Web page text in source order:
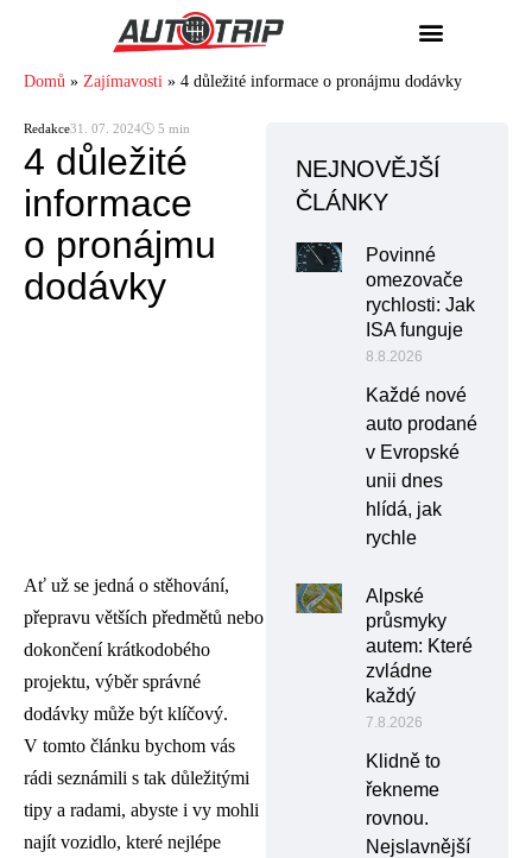
Domů » Zajímavosti » 4 důležité informace o pronájmu dodávky
Redakce31. 07. 2024🕓 5 min
4 důležité
informace
o pronájmu
dodávky
Ať už se jedná o stěhování,
přepravu větších předmětů nebo
dokončení krátkodobého
projektu, výběr správné
dodávky může být klíčový.
V tomto článku bychom vás
rádi seznámili s tak důležitými
tipy a radami, abyste i vy mohli
najít vozidlo, které nejlépe
NEJNOVĚJŠÍ
ČLÁNKY
Povinné
omezovače
rychlosti: Jak
ISA funguje
8.8.2026
Každé nové
auto prodané
v Evropské
unii dnes
hlídá, jak
rychle
Alpské
průsmyky
autem: Které
zvládne
každý
7.8.2026
Klidně to
řekneme
rovnou.
Nejslavnější